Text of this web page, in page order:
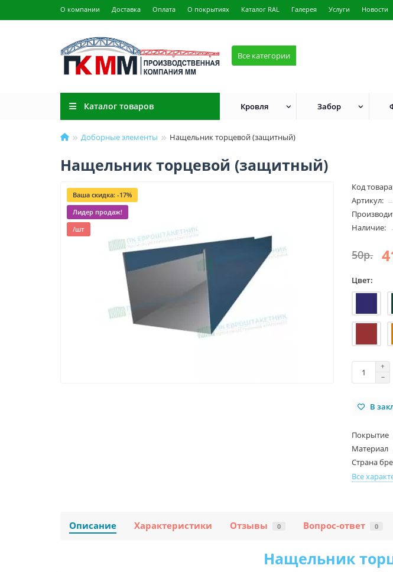
О компании Доставка Оплата О покрытиях Каталог RAL Галерея Услуги Новости
Все категории
Каталог товаров Кровля Забор
Доборные элементы Нащельник торцевой (защитный)
Нащельник торцевой (защитный)
Ваша скидка: -17%
Лидер продаж!
/шт
Код
Артикул:
Наличие:
50р.
Цвет:
В
Покрытие
Материал
Страна
Все
Описание Характеристики Отзывы 0 Вопрос-ответ 0
Нащельник